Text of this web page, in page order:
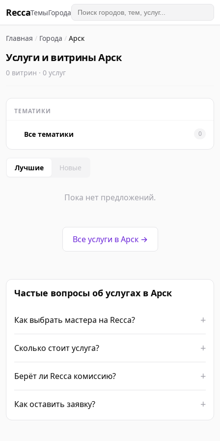
ReccaТемыГорода
Главная / Города / Арск
Услуги и витрины Арск
0 витрин · 0 услуг
ТЕМАТИКИ
Все тематики 0
Лучшие Новые
Пока нет предложений.
Все услуги в Арск →
Частые вопросы об услугах в Арск
Как выбрать мастера на Recca?
Сколько стоит услуга?
Берёт ли Recca комиссию?
Как оставить заявку?